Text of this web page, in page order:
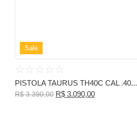
Sale
☆ ☆ ☆ ☆ ☆
PISTOLA TAURUS TH40C CAL .40...
R$3.390,00 R$ 3.090,00